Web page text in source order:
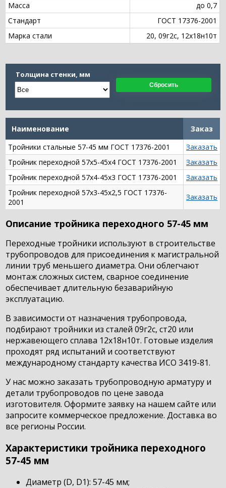
Масса
до 0,7
Стандарт
ГОСТ 17376-2001
Марка стали
20, 09г2с, 12х18н10т
Толщина стенки, мм
Сбросить
Наименование
Заказ
Тройники стальные 57-45 мм ГОСТ 17376-2001
Заказать
Тройник переходной 57х5-45х4 ГОСТ 17376-2001
Заказать
Тройник переходной 57х4-45х3 ГОСТ 17376-2001
Заказать
Тройник переходной 57х3-45х2,5 ГОСТ 17376-
2001
Заказать
Описание тройника переходного 57-45 мм
Переходные тройники используют в строительстве
трубопроводов для присоединения к магистральной
линии труб меньшего диаметра. Они облегчают
монтаж сложных систем, сварное соединение
обеспечивает длительную безаварийную
эксплуатацию.
В зависимости от назначения трубопровода,
подбирают тройники из сталей 09г2с, ст20 или
нержавеющего сплава 12х18н10т. Готовые изделия
проходят ряд испытаний и соответствуют
международному стандарту качества ИСО 3419-81.
У нас можно заказать трубопроводную арматуру и
детали трубопроводов по цене завода
изготовителя. Оформите заявку на нашем сайте или
запросите коммерческое предложение. Доставка во
все регионы России.
Характеристики тройника переходного
57-45 мм
Диаметр (D, D1): 57-45 мм;